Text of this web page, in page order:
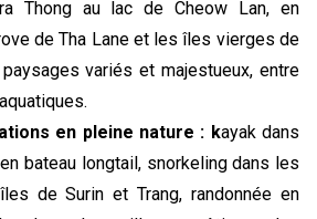
Thong au lac de Cheow Lan, en
de Tha Lane et les îles vierges de
variés et majestueux, entre
en pleine nature : kayak dans
bateau longtail, snorkeling dans les
de Surin et Trang, randonnée en